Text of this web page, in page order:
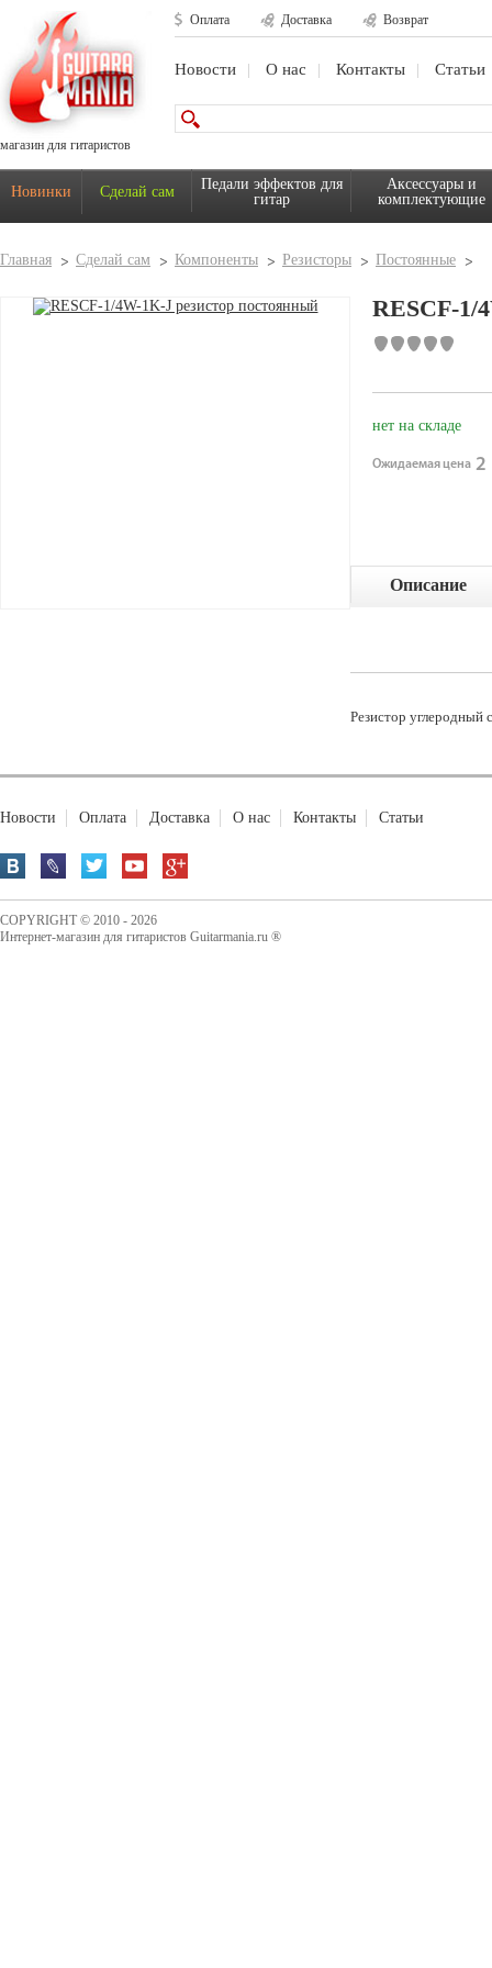
магазин для гитаристов
Оплата Доставка Возврат
Новости О нас Контакты Статьи
Новинки Сделай сам
Педали эффектов для
гитар
Аксессуары и
комплектующие
Главная Сделай сам Компоненты Резисторы Постоянные
RESCF-
нет на складе
Ожидаемая цена 2
Описание
Резистор углеродный
Новости Оплата Доставка О нас Контакты Статьи
COPYRIGHT © 2010 - 2026
Интернет-магазин для гитаристов Guitarmania.ru ®